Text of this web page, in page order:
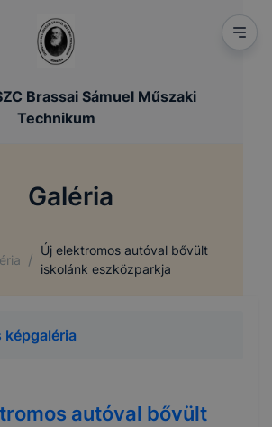
Brassai Sámuel Műszaki
Technikum
Galéria
/
Új elektromos autóval bővült
iskolánk eszközparkja
képgaléria
autóval bővült